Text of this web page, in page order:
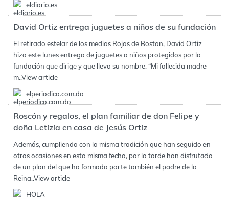
eldiario.es
David Ortiz entrega juguetes a niños de su fundación
El retirado estelar de los medios Rojas de Boston, David Ortiz
hizo este lunes entrega de juguetes a niños protegidos por la
fundación que dirige y que lleva su nombre. “Mi fallecida madre
m..View article
elperiodico.com.do
Roscón y regalos, el plan familiar de don Felipe y
doña Letizia en casa de Jesús Ortiz
Además, cumpliendo con la misma tradición que han seguido en
otras ocasiones en esta misma fecha, por la tarde han disfrutado
de un plan del que ha formado parte también el padre de la
Reina..View article
HOLA